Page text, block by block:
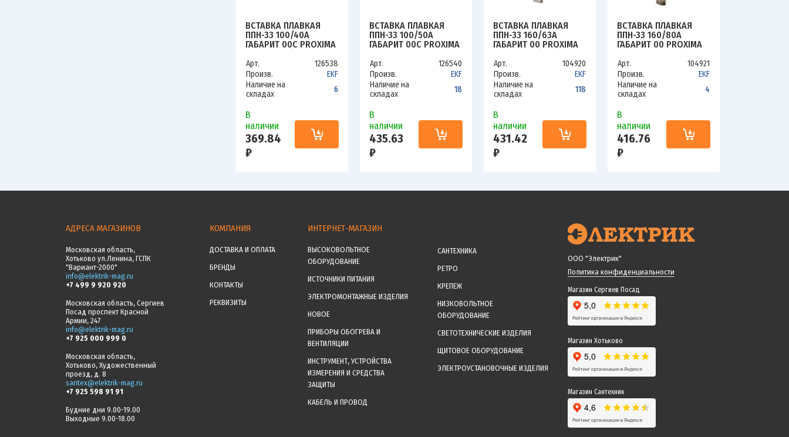
ВСТАВКА ПЛАВКАЯ
ППН-33 100/40А
ГАБАРИТ 00C PROXIMA
Арт.
126538
Произв.
EKF
Наличие на
складах
6
В
наличии
369.84
₽
ВСТАВКА ПЛАВКАЯ
ППН-33 100/50А
ГАБАРИТ 00C PROXIMA
Арт.
126540
Произв.
EKF
Наличие на
складах
18
В
наличии
435.63
₽
ВСТАВКА ПЛАВКАЯ
ППН-33 160/63А
ГАБАРИТ 00 PROXIMA
Арт.
104920
Произв.
EKF
Наличие на
складах
118
В
наличии
431.42
₽
ВСТАВКА ПЛАВКАЯ
ППН-33 160/80А
ГАБАРИТ 00 PROXIMA
Арт.
104921
Произв.
EKF
Наличие на
складах
4
В
наличии
416.76
₽
АДРЕСА МАГАЗИНОВ
Московская область,
Хотьково ул.Ленина, ГСПК
"Вариант-2000"
info@elektrik-mag.ru
+7 499 9 920 920
Московская область, Сергиев
Посад проспект Красной
Армии, 247
info@elektrik-mag.ru
+7 925 000 999 0
Московская область,
Хотьково, Художественный
проезд, д. 8
santex@elektrik-mag.ru
+7 925 598 91 91
Будние дни 9.00-19.00
Выходные 9.00-18.00
КОМПАНИЯ
ДОСТАВКА И ОПЛАТА
БРЕНДЫ
КОНТАКТЫ
РЕКВИЗИТЫ
ИНТЕРНЕТ-МАГАЗИН
ВЫСОКОВОЛЬТНОЕ
ОБОРУДОВАНИЕ
ИСТОЧНИКИ ПИТАНИЯ
ЭЛЕКТРОМОНТАЖНЫЕ ИЗДЕЛИЯ
НОВОЕ
ПРИБОРЫ ОБОГРЕВА И
ВЕНТИЛЯЦИИ
ИНСТРУМЕНТ, УСТРОЙСТВА
ИЗМЕРЕНИЯ И СРЕДСТВА
ЗАЩИТЫ
КАБЕЛЬ И ПРОВОД
САНТЕХНИКА
РЕТРО
КРЕПЕЖ
НИЗКОВОЛЬТНОЕ
ОБОРУДОВАНИЕ
СВЕТОТЕХНИЧЕСКИЕ ИЗДЕЛИЯ
ЩИТОВОЕ ОБОРУДОВАНИЕ
ЭЛЕКТРОУСТАНОВОЧНЫЕ ИЗДЕЛИЯ
ООО "Электрик"
Политика конфиденциальности
Магазин Сергиев Посад
Магазин Хотьково
Магазин Сантехник